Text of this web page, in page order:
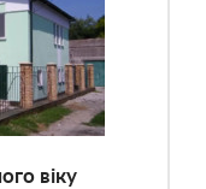
віку